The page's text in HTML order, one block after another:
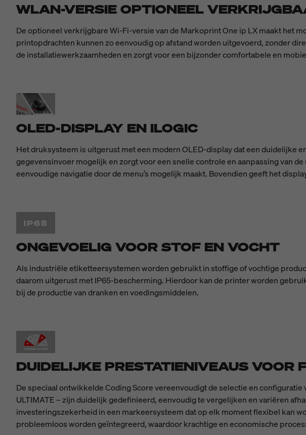
WLAN-VERSIE OPTIONEEL
De optioneel verkrijgbare Wi-Fi-versie van de Markoprint One ip LX maakt het
printopdrachten kunnen zo eenvoudig op afstand worden uitgevoerd, zonder
de installatiewerkzaamheden en zorgt voor een bijzonder comfortabele en
OLED-DISPLAY EN ILOGIC
Het druksysteem is uitgerust met een modern OLED-display dat een duidelijke
gegevensinvoer mogelijk en zorgt voor een snelle controle en aanpassing van
eenvoudige navigatie door de menu’s mogelijk maakt. Bovendien geeft het
ONGEVOELIG VOOR STOF EN VOCHT
Als industriële etiketteersystemen worden gebruikt in stoffige of vochtige
daarom uitgerust met IP65-bescherming. Hierdoor kan de printer worden
bij de productie van dranken en voedingsmiddelen.
DUIDELIJKE PRESTATIENIVEAUS VOOR
De speciaal ontwikkelde Coding Score vereenvoudigt de selectie en
ULTIMATE – zijn duidelijk gedefinieerd, eenvoudig te vergelijken en variëren
investeringszekerheid in een markeersysteem dat op elk moment flexibel kan
probleemloos worden geïntegreerd, waardoor krachtige en economische